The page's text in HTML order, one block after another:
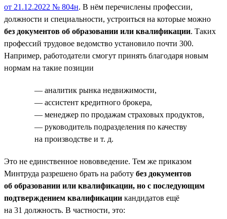
от 21.12.2022 № 804н. В нём перечислены профессии,
должности и специальности, устроиться на которые можно
без документов об образовании или квалификации. Таких
профессий трудовое ведомство установило почти 300.
Например, работодатели смогут принять благодаря новым
нормам на такие позиции
— аналитик рынка недвижимости,
— ассистент кредитного брокера,
— менеджер по продажам страховых продуктов,
— руководитель подразделения по качеству
на производстве и т. д.
Это не единственное нововведение. Тем же приказом
Минтруда разрешено брать на работу без документов
об образовании или квалификации, но с последующим
подтверждением квалификации кандидатов ещё
на 31 должность. В частности, это: